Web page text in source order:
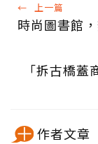
← 上一篇
時尚圖書館
「拆古橋
作者文章